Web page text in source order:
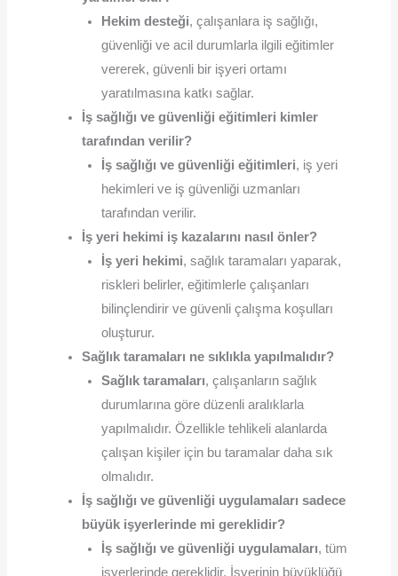
Hekim desteği, çalışanlara iş sağlığı,
güvenliği ve acil durumlarla ilgili eğitimler
vererek, güvenli bir işyeri ortamı
yaratılmasına katkı sağlar.
İş sağlığı ve güvenliği eğitimleri kimler
tarafından verilir?
İş sağlığı ve güvenliği eğitimleri, iş yeri
hekimleri ve iş güvenliği uzmanları
tarafından verilir.
İş yeri hekimi iş kazalarını nasıl önler?
İş yeri hekimi, sağlık taramaları yaparak,
riskleri belirler, eğitimlerle çalışanları
bilinçlendirir ve güvenli çalışma koşulları
oluşturur.
Sağlık taramaları ne sıklıkla yapılmalıdır?
Sağlık taramaları, çalışanların sağlık
durumlarına göre düzenli aralıklarla
yapılmalıdır. Özellikle tehlikeli alanlarda
çalışan kişiler için bu taramalar daha sık
olmalıdır.
İş sağlığı ve güvenliği uygulamaları sadece
büyük işyerlerinde mi gereklidir?
İş sağlığı ve güvenliği uygulamaları, tüm
işyerlerinde gereklidir. İşyerinin büyüklüğü